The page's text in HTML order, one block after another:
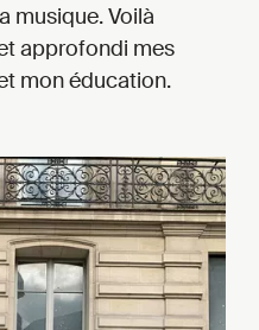
musique. Voilà
approfondi mes
mon éducation.